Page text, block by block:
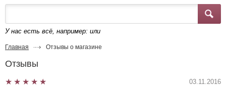
У нас есть всё, например: или
Главная Отзывы о магазине
Отзывы
03.11.2016